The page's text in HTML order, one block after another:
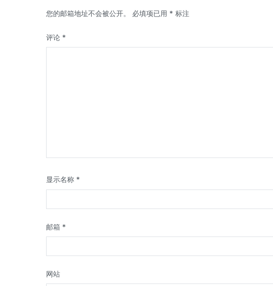
您的邮箱地址不会被公开。 必填项已用 * 标注
评论 *
显示名称 *
邮箱 *
网站